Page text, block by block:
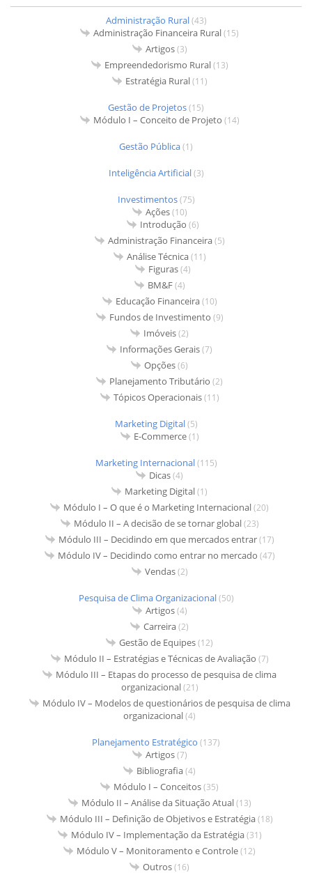
Administração Rural(43)
Administração Financeira Rural(15)
Artigos(3)
Empreendedorismo Rural(13)
Estratégia Rural(11)
Gestão de Projetos(15)
Módulo I – Conceito de Projeto (14)
Gestão Pública(1)
Inteligência Artificial(3)
Investimentos(75)
Ações(10)
Introdução (6)
Administração Financeira(5)
Análise Técnica(11)
Figuras(4)
BM&F(4)
Educação Financeira(10)
Fundos de Investimento (9)
Imóveis(2)
Informações Gerais(7)
Opções(6)
Planejamento Tributário (2)
Tópicos Operacionais(11)
Marketing Digital(5)
E-Commerce(1)
Marketing Internacional(115)
Dicas(4)
Marketing Digital(1)
Módulo I – O que é o Marketing Internacional(20)
Módulo II – A decisão de se tornar global(23)
Módulo III – Decidindo em que mercados entrar(17)
Módulo IV – Decidindo como entrar no mercado (47)
Vendas(2)
Pesquisa de Clima Organizacional(50)
Artigos(4)
Carreira(2)
Gestão de Equipes(12)
Módulo II – Estratégias e Técnicas de Avaliação (7)
Módulo III – Etapas do processo de pesquisa de clima
organizacional(21)
Módulo IV – Modelos de questionários de pesquisa de clima
organizacional(4)
Planejamento Estratégico (137)
Artigos(7)
Bibliografia(4)
Módulo I – Conceitos(35)
Módulo II – Análise da Situação Atual(13)
Módulo III – Definição de Objetivos e Estratégia(18)
Módulo IV – Implementação da Estratégia(31)
Módulo V – Monitoramento e Controle(12)
Outros(16)